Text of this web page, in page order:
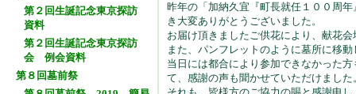
第２回生誕記念東京探訪
資料
第２回生誕記念東京探訪
会 例会資料
第８回墓前祭
昨年の「加納久宜『町長就任１００周
き大変ありがとうございました。
お届け頂きましたご供花により、献花
また、パンフレットのように墓所に移
当日には都合により参加できなかった
て、感謝の声も聞かせていただけました